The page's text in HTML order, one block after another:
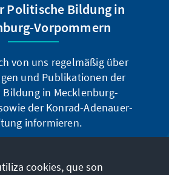
Politische Bildung in
Vorpommern
von uns regelmäßig über
und Publikationen der
in Mecklenburg-
der Konrad-Adenauer-
informieren.
cookies, que son